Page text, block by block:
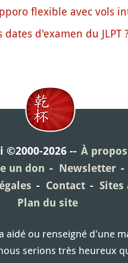
flexible avec vols
dates d'examen du JLPT ?
©2000-2026
À propos
un don
Newsletter
Contact
Sites
Plan du site
aidé ou renseigné d'une
serions très heureux